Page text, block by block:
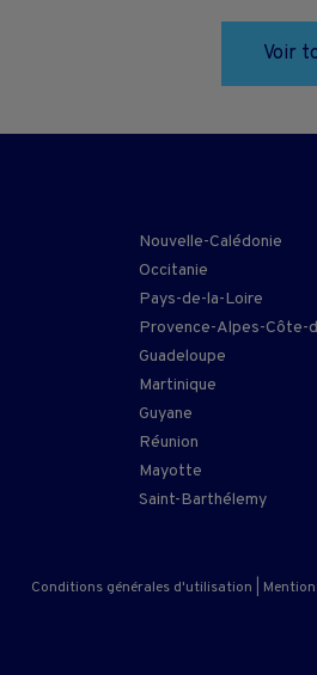
Voir
Nouvelle-Calédonie
Occitanie
Pays-de-la-Loire
Provence-Alpes-Côte-
Guadeloupe
Martinique
Guyane
Réunion
Mayotte
Saint-Barthélemy
Conditions générales d'utilisation